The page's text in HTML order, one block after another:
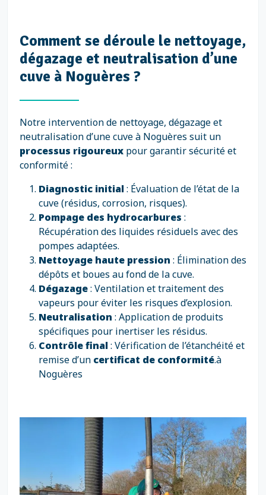
Comment se déroule le nettoyage,
dégazage et neutralisation d’une
cuve à Noguères ?
Notre intervention de nettoyage, dégazage et
neutralisation d’une cuve à Noguères suit un
processus rigoureux pour garantir sécurité et
conformité :
Diagnostic initial: Évaluation de l’état de la
cuve (résidus, corrosion, risques).
Pompage des hydrocarbures :
Récupération des liquides résiduels avec des
pompes adaptées.
Nettoyage haute pression : Élimination des
dépôts et boues au fond de la cuve.
Dégazage: Ventilation et traitement des
vapeurs pour éviter les risques d’explosion.
Neutralisation : Application de produits
spécifiques pour inertiser les résidus.
Contrôle final: Vérification de l’étanchéité et
remise d’un certificat de conformité.à
Noguères